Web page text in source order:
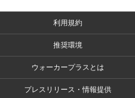
利用規約
推奨環境
ウォーカープラスとは
プレスリリース・情報提供